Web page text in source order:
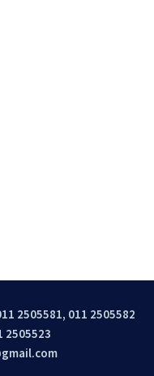
2505581, 011 2505582
2505523